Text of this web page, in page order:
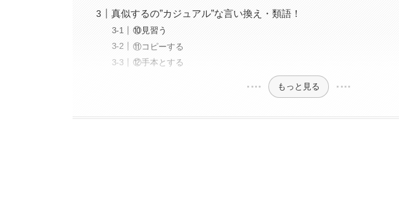
真似するの”カジュアル”な言い換え・類語！
⑩見習う
⑪コピーする
⑫手本とする
もっと見る